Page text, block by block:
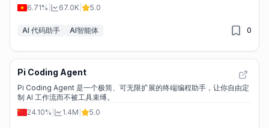
6.71%
67.0K 5.0
AI 代码助手 AI智能体 0
Pi Coding Agent
Pi Coding Agent 是一个极简、可无限扩展的终端编程助手，让你自由定
制 AI 工作流而不被工具束缚。
24.10%
1.4M 5.0